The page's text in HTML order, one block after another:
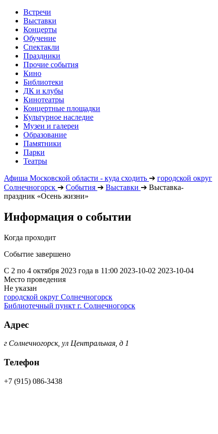
Встречи
Выставки
Концерты
Обучение
Спектакли
Праздники
Прочие события
Кино
Библиотеки
ДК и клубы
Кинотеатры
Концертные площадки
Культурное наследие
Музеи и галереи
Образование
Памятники
Парки
Театры
Афиша Московской области - куда сходить ➔ городской округ
Солнечногорск ➔ События ➔ Выставки ➔ Выставка-
праздник «Осень жизни»
Информация о событии
Когда проходит
Событие завершено
С 2 по 4 октября 2023 года в 11:00 2023-10-02 2023-10-04
Место проведения
Не указан
городской округ Солнечногорск
Библиотечный пункт г. Солнечногорск
Адрес
г Солнечногорск, ул Центральная, д 1
Телефон
+7 (915) 086-3438